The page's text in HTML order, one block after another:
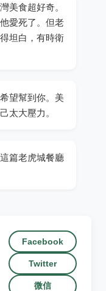
美食超好奇。
愛死了。但老
坦白，有時衛
望幫到你。美
太大壓力。
篇老虎城餐廳
Facebook
Twitter
微信